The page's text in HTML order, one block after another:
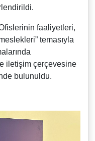
faaliyetleri,
temasıyla
iletişim çerçevesine
bulunuldu.